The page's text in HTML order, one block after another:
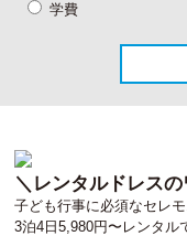
学費
＼レンタルドレス
子ども行事に必須なセレ
3泊4日5,980円〜レンタル